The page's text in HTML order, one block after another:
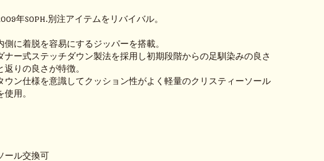
年SOPH.別注アイテムをリバイバル。
側に着脱を容易にするジッパーを搭載。
ナー式ステッチダウン製法を採用し初期段階からの足馴染みの良さ
返りの良さが特徴。
ウン仕様を意識してクッション性がよく軽量のクリスティーソール
使用。
ール交換可